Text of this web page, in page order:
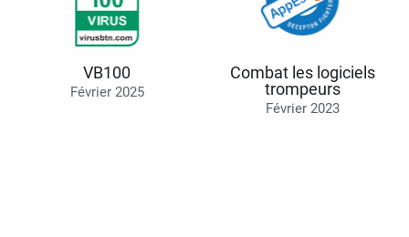
VB100
Février 2025
Combat les logiciels
trompeurs
Février 2023